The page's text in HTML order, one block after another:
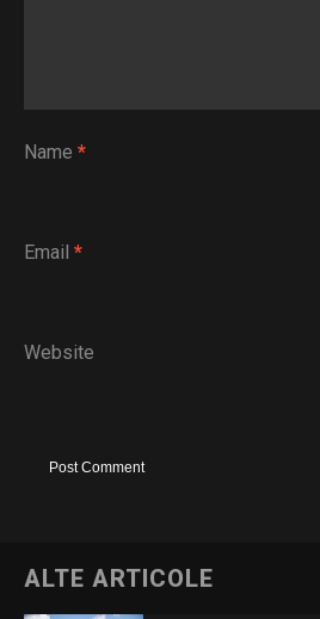
Name *
Email *
Website
ALTE ARTICOLE